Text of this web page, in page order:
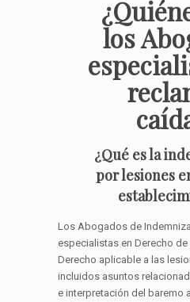
los
¿Qué es la
por lesiones
Los Abogados de
especialistas en Derecho de
Derecho aplicable a las
incluidos asuntos
e interpretación del baremo